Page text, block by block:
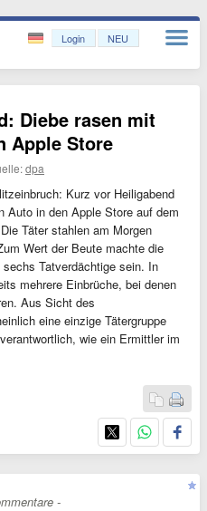
Login NEU
Diebe rasen mit
Apple Store
dpa
Kurz vor Heiligabend
Auto in den Apple Store auf dem
Täter stahlen am Morgen
Wert der Beute machte die
Tatverdächtige sein. In
mehrere Einbrüche, bei denen
Aus Sicht des
eine einzige Tätergruppe
wie ein Ermittler im
-